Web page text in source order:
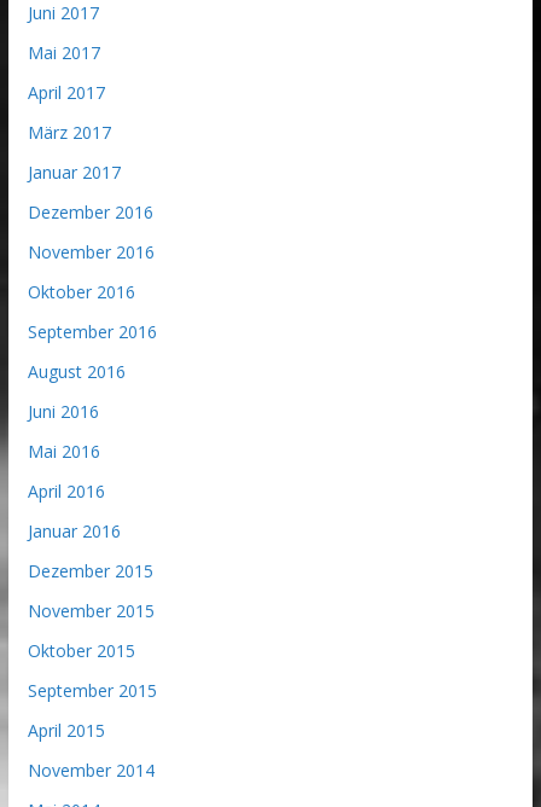
Juni 2017
Mai 2017
April 2017
März 2017
Januar 2017
Dezember 2016
November 2016
Oktober 2016
September 2016
August 2016
Juni 2016
Mai 2016
April 2016
Januar 2016
Dezember 2015
November 2015
Oktober 2015
September 2015
April 2015
November 2014